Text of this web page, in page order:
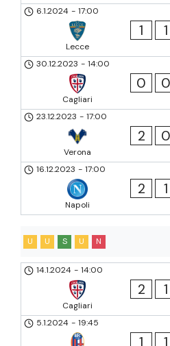
6.1.2024 - 17:00
Lecce
1 1
30.12.2023 - 14:00
Cagliari
0 0
23.12.2023 - 17:00
Verona
2 0
16.12.2023 - 17:00
Napoli
2 1
U U S U N
14.1.2024 - 14:00
Cagliari
2 1
5.1.2024 - 19:45
1 1